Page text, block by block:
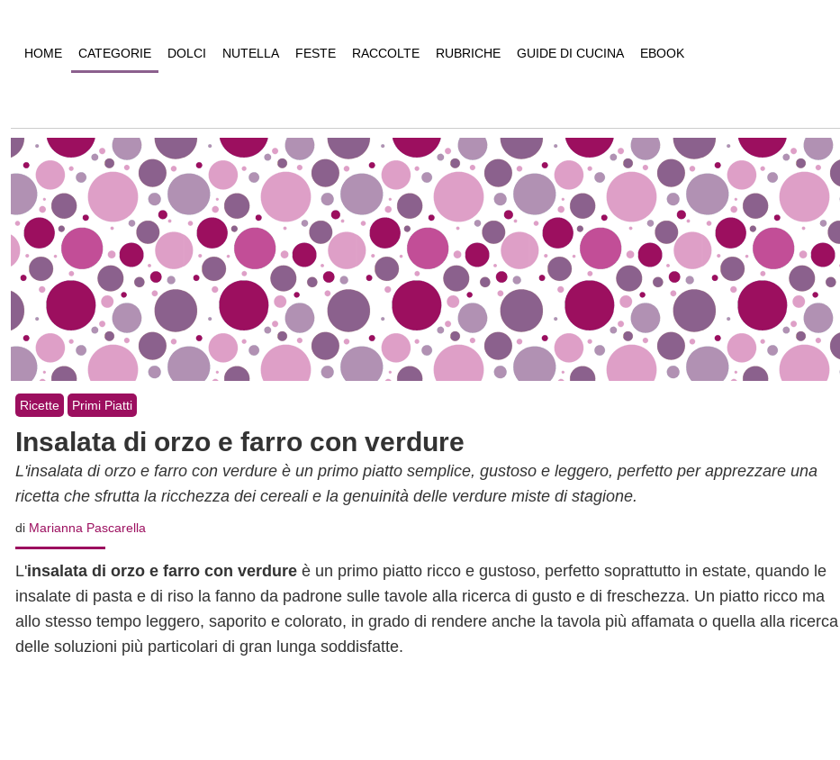
HOME CATEGORIE DOLCI NUTELLA FESTE RACCOLTE RUBRICHE GUIDE DI CUCINA EBOOK
Ricette Primi Piatti
Insalata di orzo e farro con verdure
L'insalata di orzo e farro con verdure è un primo piatto semplice, gustoso e leggero, perfetto per apprezzare una
ricetta che sfrutta la ricchezza dei cereali e la genuinità delle verdure miste di stagione.
di Marianna Pascarella
L'insalata di orzo e farro con verdure è un primo piatto ricco e gustoso, perfetto soprattutto in estate, quando le
insalate di pasta e di riso la fanno da padrone sulle tavole alla ricerca di gusto e di freschezza. Un piatto ricco ma
allo stesso tempo leggero, saporito e colorato, in grado di rendere anche la tavola più affamata o quella alla ricerca
delle soluzioni più particolari di gran lunga soddisfatte.